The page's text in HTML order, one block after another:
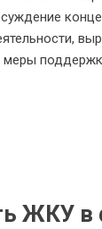
ЖКУ в